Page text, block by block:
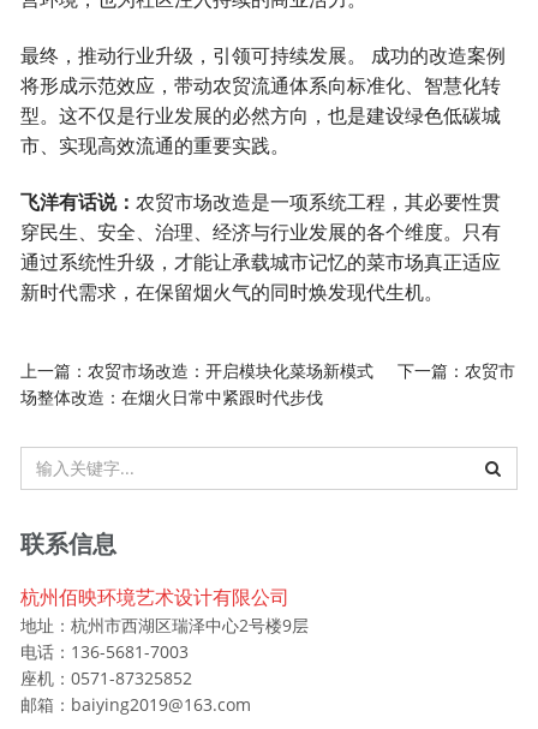
最终，推动行业升级，引领可持续发展。 成功的改造案例
将形成示范效应，带动农贸流通体系向标准化、智慧化转
型。这不仅是行业发展的必然方向，也是建设绿色低碳城
市、实现高效流通的重要实践。
飞洋有话说：农贸市场改造是一项系统工程，其必要性贯
穿民生、安全、治理、经济与行业发展的各个维度。只有
通过系统性升级，才能让承载城市记忆的菜市场真正适应
新时代需求，在保留烟火气的同时焕发现代生机。
上一篇： 农贸市场改造：开启模块化菜场新模式 下一篇： 农贸市
场整体改造：在烟火日常中紧跟时代步伐
联系信息
杭州佰映环境艺术设计有限公司
地址：杭州市西湖区瑞泽中心2号楼9层
电话：136-5681-7003
座机：0571-87325852
邮箱：baiying2019@163.com